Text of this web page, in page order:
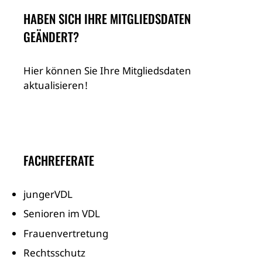
HABEN SICH IHRE MITGLIEDSDATEN
GEÄNDERT?
Hier können Sie Ihre Mitgliedsdaten
aktualisieren!
FACHREFERATE
jungerVDL
Senioren im VDL
Frauenvertretung
Rechtsschutz